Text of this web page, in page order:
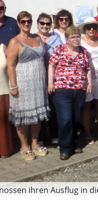
ihren Ausflug in